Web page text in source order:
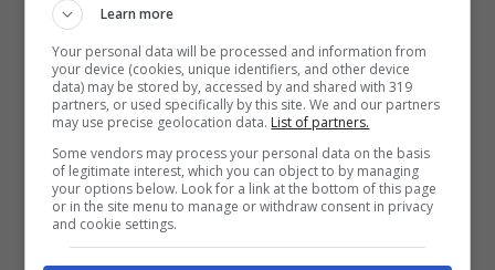
Un piccolo approdo all’Isola del Giglio
Learn more
Your personal data will be processed and information from
your device (cookies, unique identifiers, and other device
data) may be stored by, accessed by and shared with 319
partners, or used specifically by this site. We and our partners
may use precise geolocation data. List of partners.
Some vendors may process your personal data on the basis
of legitimate interest, which you can object to by managing
your options below. Look for a link at the bottom of this page
or in the site menu to manage or withdraw consent in privacy
and cookie settings.